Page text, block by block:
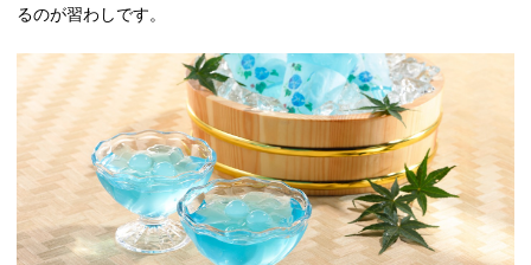
るのが習わしです。